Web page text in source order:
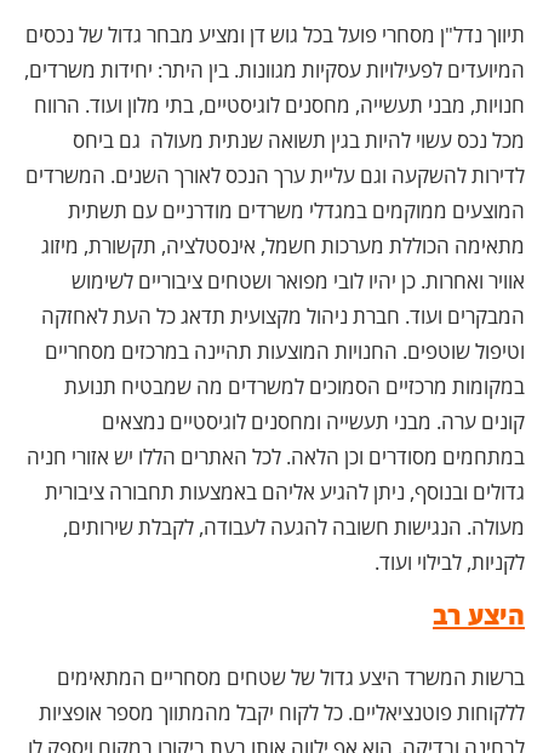
תיווך נדל"ן מסחרי פועל בכל גוש דן ומציע מבחר גדול של נכסים
המיועדים לפעילויות עסקיות מגוונות. בין היתר: יחידות משרדים,
חנויות, מבני תעשייה, מחסנים לוגיסטיים, בתי מלון ועוד. הרווח
מכל נכס עשוי להיות בגין תשואה שנתית מעולה גם ביחס
לדירות להשקעה וגם עליית ערך הנכס לאורך השנים. המשרדים
המוצעים ממוקמים במגדלי משרדים מודרניים עם תשתית
מתאימה הכוללת מערכות חשמל, אינסטלציה, תקשורת, מיזוג
אוויר ואחרות. כן יהיו לובי מפואר ושטחים ציבוריים לשימוש
המבקרים ועוד. חברת ניהול מקצועית תדאג כל העת לאחזקה
וטיפול שוטפים. החנויות המוצעות תהיינה במרכזים מסחריים
במקומות מרכזיים הסמוכים למשרדים מה שמבטיח תנועת
קונים ערה. מבני תעשייה ומחסנים לוגיסטיים נמצאים
במתחמים מסודרים וכן הלאה. לכל האתרים הללו יש אזורי חניה
גדולים ובנוסף, ניתן להגיע אליהם באמצעות תחבורה ציבורית
מעולה. הנגישות חשובה להגעה לעבודה, לקבלת שירותים,
לקניות, לבילוי ועוד.
היצע רב
ברשות המשרד היצע גדול של שטחים מסחריים המתאימים
ללקוחות פוטנציאליים. כל לקוח יקבל מהמתווך מספר אופציות